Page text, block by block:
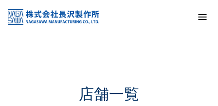
KSS加盟店・取扱店情報
店舗一覧
店舗一覧